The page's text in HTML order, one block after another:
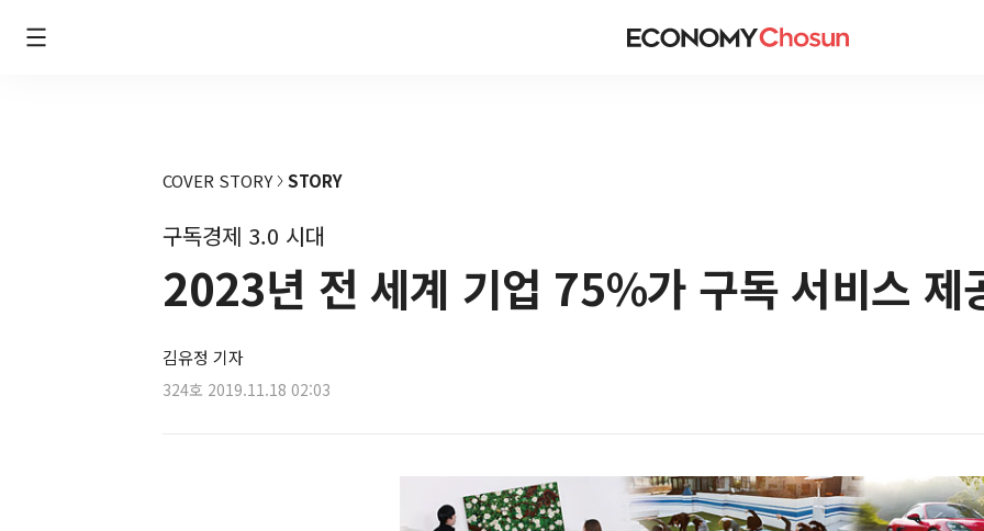
COVER STORY STORY
구독경제 3.0 시대
2023년 전 세계 기업 75%가 구독 서비스 제
김유정 기자
324호 2019.11.18 02:03